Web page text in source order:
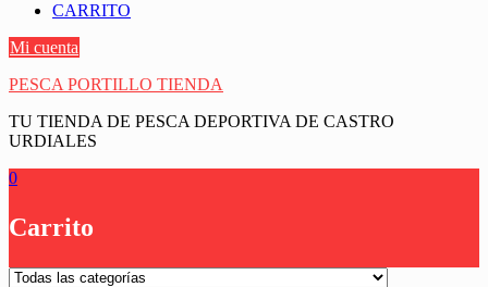
CARRITO
Mi cuenta
PESCA PORTILLO TIENDA
TU TIENDA DE PESCA DEPORTIVA DE CASTRO
URDIALES
0
Carrito